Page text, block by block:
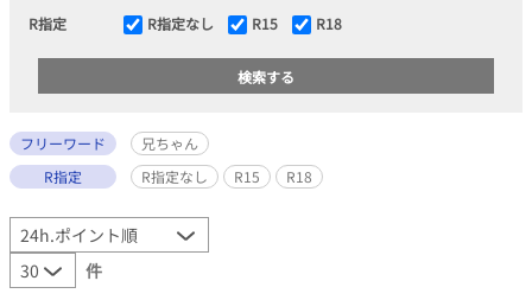
R指定 R指定なし R15 R18
フリーワード
兄ちゃん
R指定
R指定なし R15 R18
件